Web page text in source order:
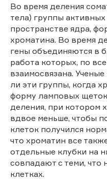
Во время деления
тела) группы
пространстве ядра,
хроматина. Во время
гены объединяются в
работа которых, по
взаимосвязана.
ли эти группы, когда
форму ламповых
деления, при котором
вдвое меньше, чтобы
клеток получился
что хроматин все
отдельные клубки на
совпадают с теми,
клетках.